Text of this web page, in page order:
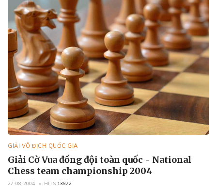
GIẢI VÔ ĐỊCH QUỐC GIA
Giải Cờ Vua đồng đội toàn quốc - National
Chess team championship 2004
27-08-2004 HITS 13972